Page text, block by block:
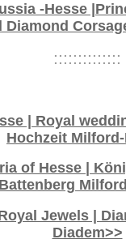
-Hesse
Diamond
::::::::::::::
| Royal
Hochzeit
of Hesse |
Battenberg
Jewels |
Diadem>>